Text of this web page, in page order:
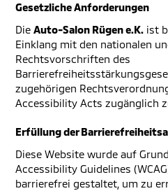
Gesetzliche Anforderungen
Die Auto-Salon Rügen e.K. ist
Einklang mit den nationalen
Rechtsvorschriften des
zugehörigen
Accessibility Acts zugänglich
Erfüllung der
Diese Website wurde auf
Accessibility Guidelines
barrierefrei gestaltet, um zu